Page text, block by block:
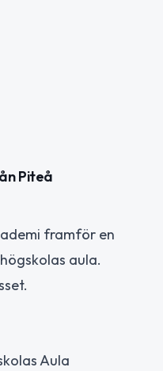
Piteå
framför en
aula.
Aula